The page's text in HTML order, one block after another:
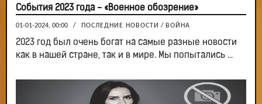
События 2023 года - «Военное обозрение»
01-01-2024, 00:00 / ПОСЛЕДНИЕ НОВОСТИ / ВОЙНА
2023 год был очень богат на самые разные новости
как в нашей стране, так и в мире. Мы попытались ...